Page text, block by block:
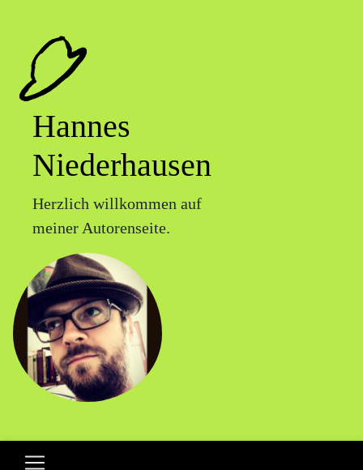
Hannes
Niederhausen
Herzlich willkommen auf
meiner Autorenseite.